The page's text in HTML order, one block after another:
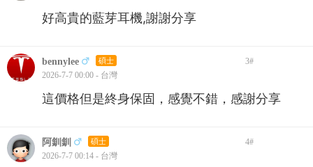
好高貴的藍芽耳機,謝謝分享
bennylee 碩士 3#
2026-7-7 00:00 - 台灣
這價格但是終身保固，感覺不錯，感謝分享
阿釧釧 碩士 4#
2026-7-7 00:14 - 台灣